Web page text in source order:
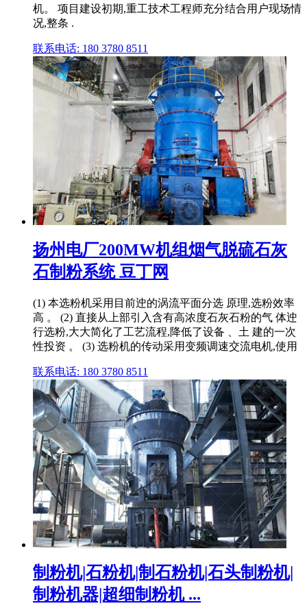
机。 项目建设初期,重工技术工程师充分结合用户现场情
况,整条 .
联系电话: 180 3780 8511
扬州电厂200MW机组烟气脱硫石灰
石制粉系统 豆丁网
(1) 本选粉机采用目前迚的涡流平面分选 原理,选粉效率
高 。 (2) 直接从上部引入含有高浓度石灰石粉的气 体迚
行选粉,大大简化了工艺流程,降低了设备 、土 建的一次
性投资 。 (3) 选粉机的传动采用变频调速交流电机,使用
联系电话: 180 3780 8511
制粉机|石粉机|制石粉机|石头制粉机|
制粉机器|超细制粉机 ...